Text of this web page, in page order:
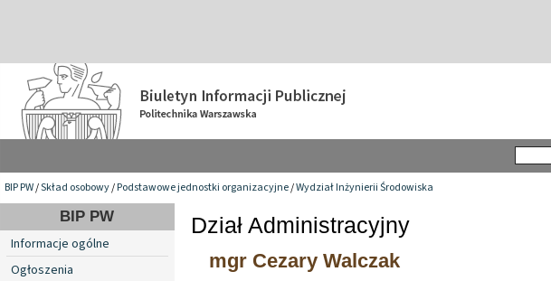
BIP PW/Skład osobowy/Podstawowe jednostki organizacyjne/Wydział Inżynierii Środowiska
BIP PW
Informacje ogólne
Ogłoszenia
Dział Administracyjny
mgr Cezary Walczak